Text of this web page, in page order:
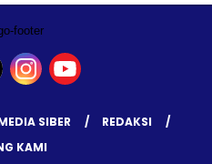
SIBER
REDAKSI
KAMI